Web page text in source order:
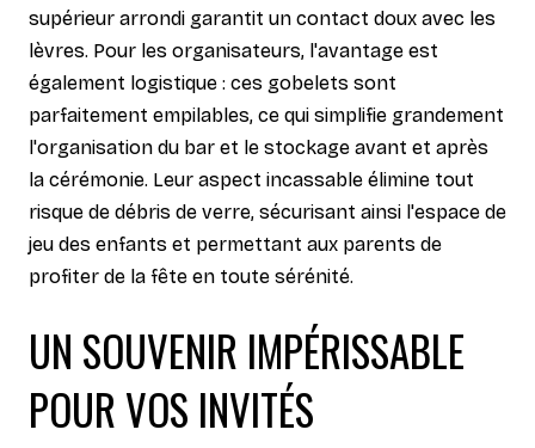
supérieur arrondi garantit un contact doux avec les
lèvres. Pour les organisateurs, l'avantage est
également logistique : ces gobelets sont
parfaitement empilables, ce qui simplifie grandement
l'organisation du bar et le stockage avant et après
la cérémonie. Leur aspect incassable élimine tout
risque de débris de verre, sécurisant ainsi l'espace de
jeu des enfants et permettant aux parents de
profiter de la fête en toute sérénité.
UN SOUVENIR IMPÉRISSABLE
POUR VOS INVITÉS